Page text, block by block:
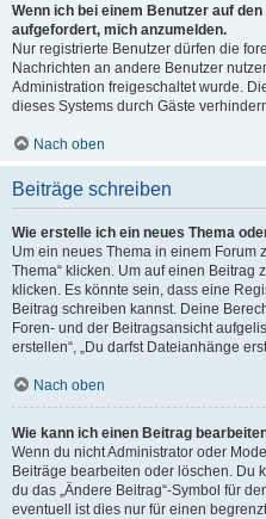
Wenn ich bei einem Benutzer auf
aufgefordert, mich anzumelden.
Nur registrierte Benutzer dürfen die
Nachrichten an andere Benutzer
Administration freigeschaltet wurde.
dieses Systems durch Gäste
Nach oben
Beiträge schreiben
Wie erstelle ich ein neues Thema
Um ein neues Thema in einem Forum
Thema“ klicken. Um auf einen Beitrag
klicken. Es könnte sein, dass eine
Beitrag schreiben kannst. Deine
Foren- und der Beitragsansicht
erstellen“, „Du darfst Dateianhänge
Nach oben
Wie kann ich einen Beitrag
Wenn du nicht Administrator oder
Beiträge bearbeiten oder löschen. Du
du das „Ändere Beitrag“-Symbol für
eventuell ist dies nur für einen